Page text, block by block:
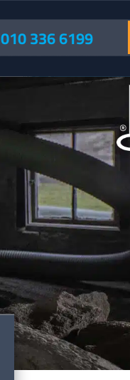
010 336 6199